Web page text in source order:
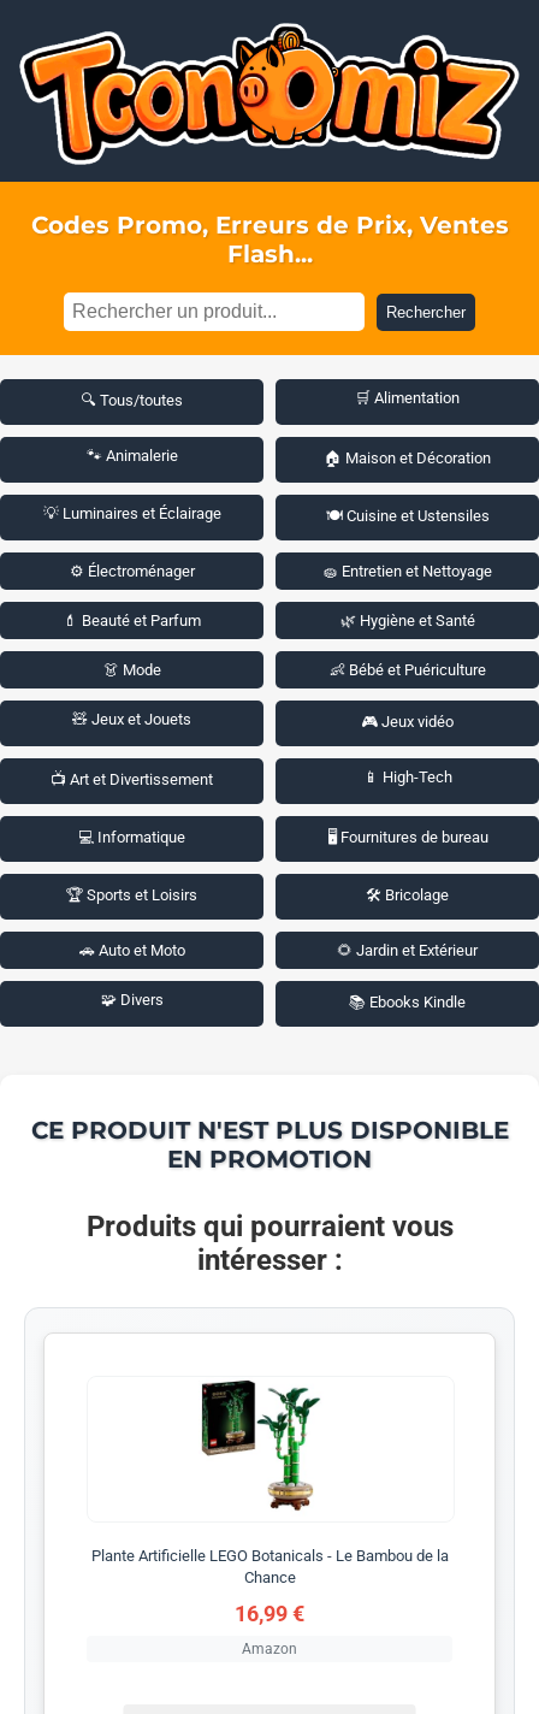
Codes Promo, Erreurs de Prix, Ventes
Flash...
Rechercher
🔍 Tous/toutes 🛒 Alimentation
🐾 Animalerie 🏠 Maison et Décoration
💡 Luminaires et Éclairage 🍽️ Cuisine et Ustensiles
⚙️ Électroménager 🧽 Entretien et Nettoyage
💄 Beauté et Parfum 🌿 Hygiène et Santé
👗 Mode 👶 Bébé et Puériculture
🧸 Jeux et Jouets 🎮 Jeux vidéo
📺 Art et Divertissement 📱 High-Tech
💻 Informatique 🖥️ Fournitures de bureau
🏆 Sports et Loisirs 🛠️ Bricolage
🚗 Auto et Moto 🌻 Jardin et Extérieur
🧩 Divers 📚 Ebooks Kindle
CE PRODUIT N'EST PLUS DISPONIBLE
EN PROMOTION
Produits qui pourraient vous
intéresser :
Plante Artificielle LEGO Botanicals - Le Bambou de la
Chance
16,99 €
Amazon